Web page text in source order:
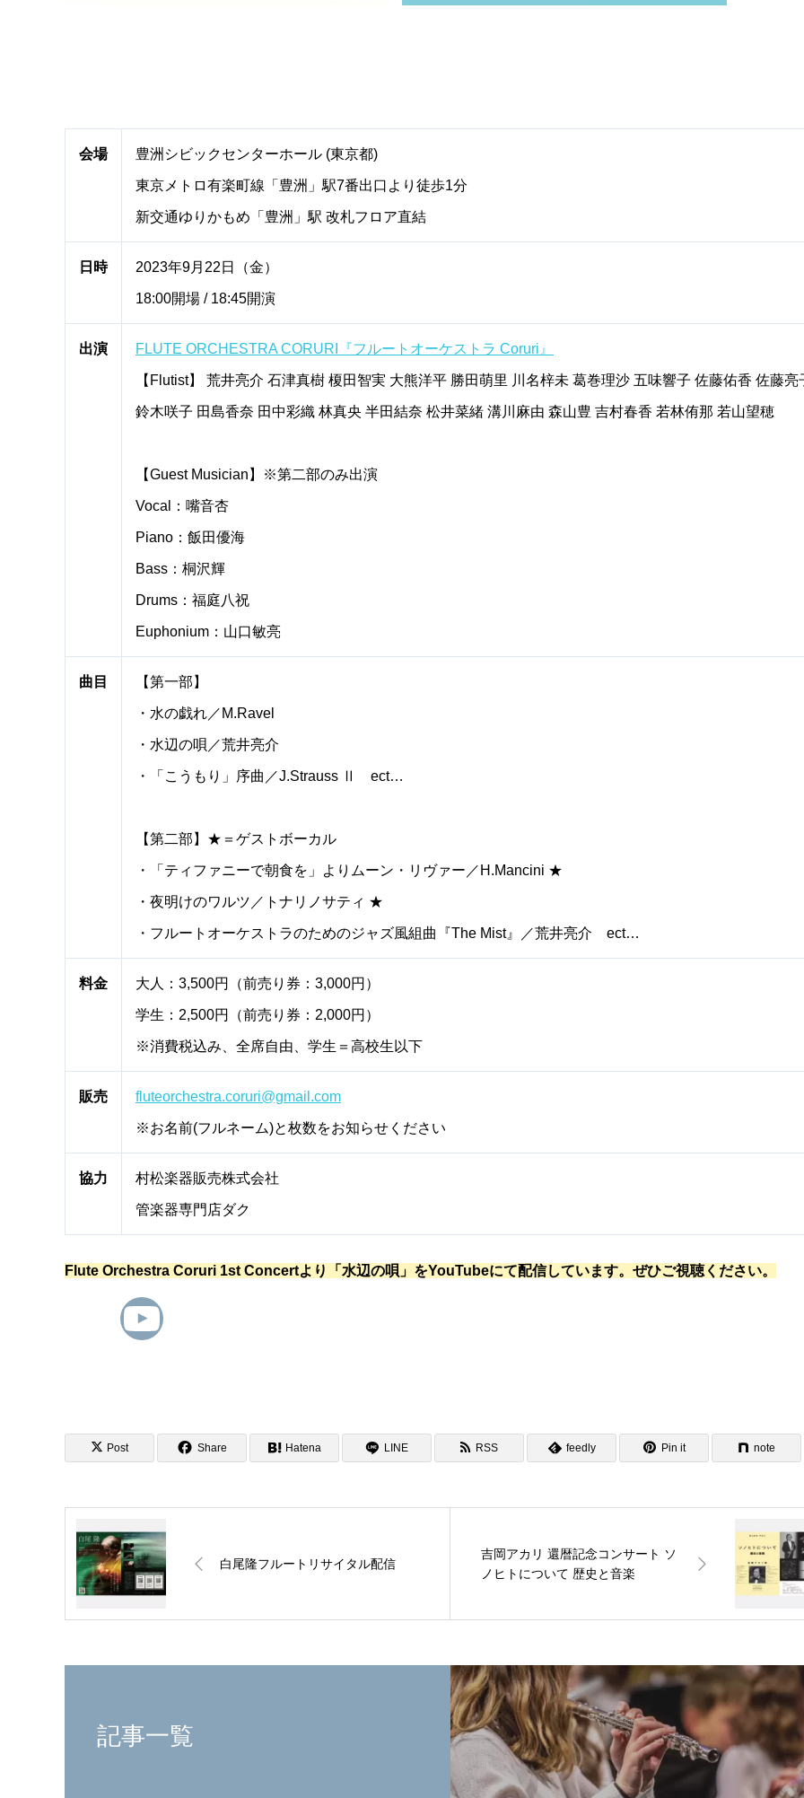
会場 豊洲シビックセンターホール (東京都)
東京メトロ有楽町線「豊洲」駅7番出口より徒歩1分
新交通ゆりかもめ「豊洲」駅 改札フロア直結
日時 2023年9月22日（金）
18:00開場 / 18:45開演
出演 FLUTE ORCHESTRA CORURI『フルートオーケストラ Coruri』
【Flutist】 荒井亮介 石津真樹 榎田智実 大熊洋平 勝田萌里 川名梓未 葛巻理沙 五味響子 佐藤佑香 佐藤亮
鈴木咲子 田島香奈 田中彩織 林真央 半田結奈 松井菜緒 溝川麻由 森山豊 吉村春香 若林侑那 若山望穂
【Guest Musician】※第二部のみ出演
Vocal：嘴音杏
Piano：飯田優海
Bass：桐沢輝
Drums：福庭八祝
Euphonium：山口敏亮
曲目 【第一部】
・水の戯れ／M.Ravel
・水辺の唄／荒井亮介
・「こうもり」序曲／J.Strauss Ⅱ ect…
【第二部】★＝ゲストボーカル
・「ティファニーで朝食を」よりムーン・リヴァー／H.Mancini ★
・夜明けのワルツ／トナリノサティ ★
・フルートオーケストラのためのジャズ風組曲『The Mist』／荒井亮介 ect…
料金 大人：3,500円（前売り券：3,000円）
学生：2,500円（前売り券：2,000円）
※消費税込み、全席自由、学生＝高校生以下
販売 fluteorchestra.coruri@gmail.com
※お名前(フルネーム)と枚数をお知らせください
協力 村松楽器販売株式会社
管楽器専門店ダク
Flute Orchestra Coruri 1st Concertより「水辺の唄」をYouTubeにて配信しています。ぜひご視聴ください。
YouTube
Post Share Hatena LINE RSS feedly Pin it note
白尾隆フルートリサイタル配信
吉岡アカリ 還暦記念コンサート ソ
ノヒトについて 歴史と音楽
記事一覧